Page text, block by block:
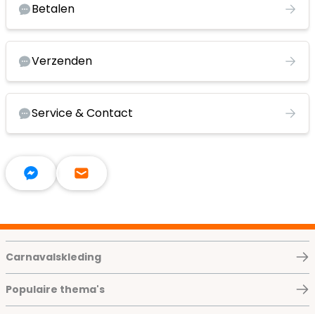
Betalen
Verzenden
Service & Contact
Carnavalskleding
Populaire thema's